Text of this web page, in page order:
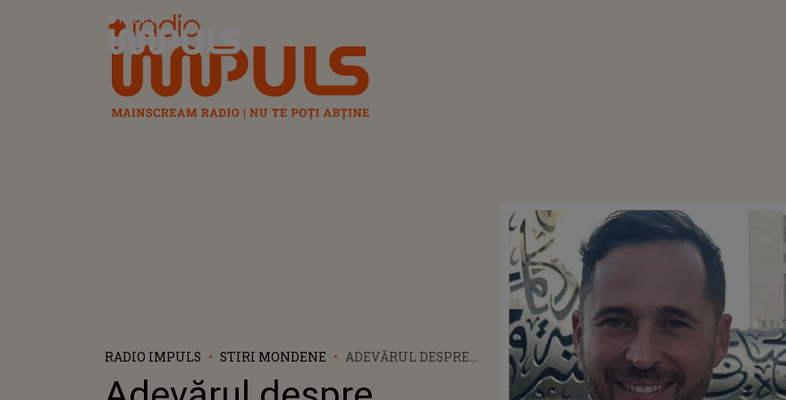
Radio Impuls
RADIO IMPULS STIRI MONDENE
ADEVĂRUL DESPRE
MAXER! CE CALIFICARE